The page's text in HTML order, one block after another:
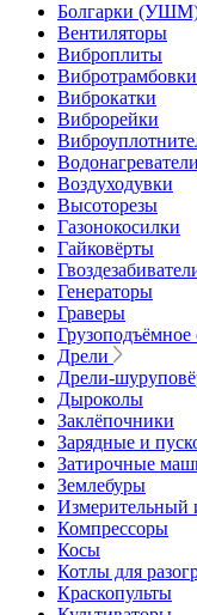
Болгарки
Вентиляторы
Виброплиты
Вибротрамбовки
Виброкатки
Виброрейки
Водонагреватели
Воздуходувки
Высоторезы
Газонокосилки
Гайковёрты
Генераторы
Граверы
Грузоподъёмное
Дрели
Дрели-
Дыроколы
Заклёпочники
Зарядные и
Затирочные
Землебуры
Измерительный
Компрессоры
Косы
Котлы для
Краскопульты